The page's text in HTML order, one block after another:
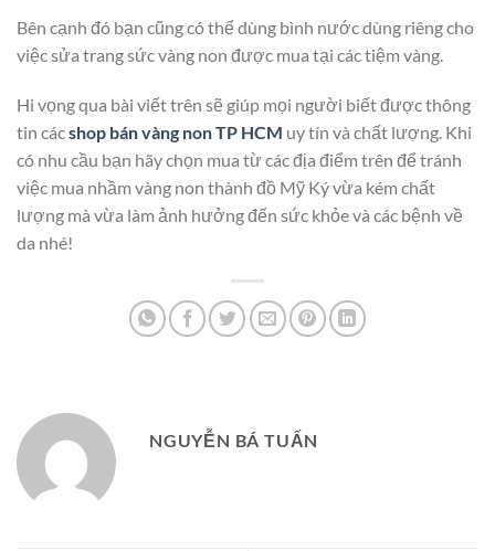
Bên cạnh đó bạn cũng có thế dùng bình nước dùng riêng cho
việc sửa trang sức vàng non được mua tại các tiệm vàng.
Hi vọng qua bài viết trên sẽ giúp mọi người biết được thông
tin cácshop bán vàng non TP HCM uy tín và chất lượng. Khi
có nhu cầu bạn hãy chọn mua từ các địa điểm trên để tránh
việc mua nhầm vàng non thành đồ Mỹ Ký vừa kém chất
lượng mà vừa làm ảnh hưởng đến sức khỏe và các bệnh về
da nhé!
NGUYỄN BÁ TUẤN